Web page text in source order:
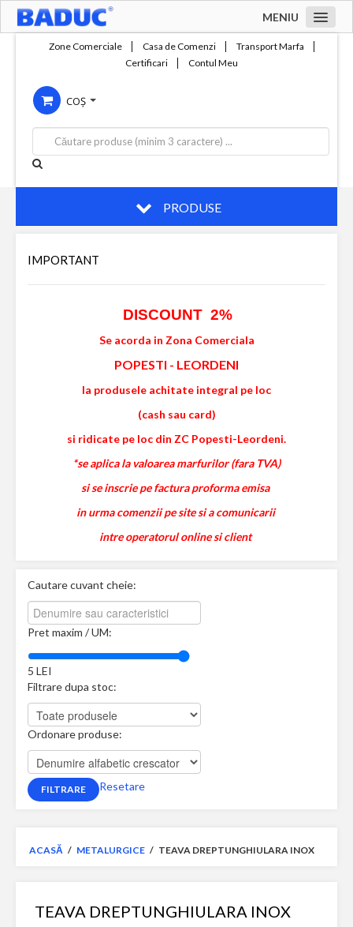
MENIU
Compania
Servicii
Productie
Contact
Zone Comerciale Casa de Comenzi
Transport Marfa
Certificari
Contul Meu
COȘ
PRODUSE
IMPORTANT
DISCOUNT 2%
Se acorda in Zona Comerciala
POPESTI - LEORDENI
la produsele achitate integral pe loc
(cash sau card)
si ridicate pe loc din ZC Popesti-Leordeni.
*se aplica la valoarea marfurilor (fara TVA)
si se inscrie pe factura proforma emisa
in urma comenzii pe site si a comunicarii
intre operatorul online si client
Cautare cuvant cheie:
Pret maxim / UM:
5 LEI
Filtrare dupa stoc:
Ordonare produse:
Resetare
ACASĂ / METALURGICE / TEAVA DREPTUNGHIULARA INOX
TEAVA DREPTUNGHIULARA INOX